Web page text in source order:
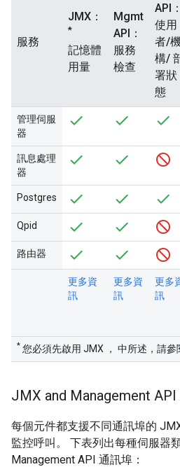
服務
JMX：
*
記憶體
用量
Mgmt
API：
服務
檢查
API：
使用
者/
構/
署狀
態
管理伺服
器
訊息處理
器
Postgres
Qpid
路由器
更多資
訊
更多資
訊
更多
訊
* 您必須先啟用 JMX ， 中所述，請參
JMX and Management
每個元件都支援不同通訊埠的
監控呼叫。 下表列出每種伺服器
Management API 通訊埠：